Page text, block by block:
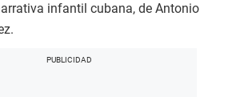
infantil cubana, de Antonio